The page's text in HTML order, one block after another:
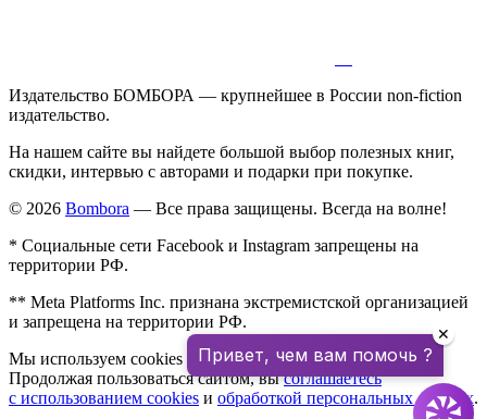
Издательство БОМБОРА — крупнейшее в России non-fiction
издательство.
На нашем сайте вы найдете большой выбор полезных книг,
скидки, интервью с авторами и подарки при покупке.
© 2026 Bombora — Все права защищены. Всегда на волне!
* Социальные сети Facebook и Instagram запрещены на
территории РФ.
** Meta Platforms Inc. признана экстремистской организацией
и запрещена на территории РФ.
Мы используем cookies для улучшения работы сайта.
Продолжая пользоваться сайтом, высоглашаетесь
с использованием cookies и обработкой персональных данных.
Привет, чем вам помочь ?
✕